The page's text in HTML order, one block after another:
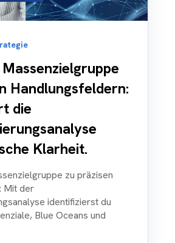
Handlungsfeldern:
die
Klarheit.
zu präzisen
Mit der
identifizierst du
Blue Oceans und